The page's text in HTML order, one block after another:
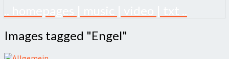
Images
tagged
"Engel"
Images tagged "Engel"